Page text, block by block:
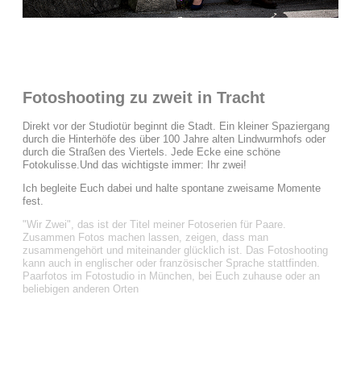
Fotoshooting zu zweit in Tracht
Direkt vor der Studiotür beginnt die Stadt. Ein kleiner Spaziergang
durch die Hinterhöfe des über 100 Jahre alten Lindwurmhofs oder
durch die Straßen des Viertels. Jede Ecke eine schöne
Fotokulisse.Und das wichtigste immer: Ihr zwei!
Ich begleite Euch dabei und halte spontane zweisame Momente
fest.
"Wir Zwei", das ist der Titel meiner Fotoserien für Paare.
Zusammen Fotos machen lassen, zeigen, dass man
zusammengehört und miteinander glücklich ist. Das Fotoshooting
kann auch in englischer oder französischer Sprache stattfinden.
Paarfotos im Fotostudio in München, bei Euch zuhause oder an
beliebigen anderen Orten